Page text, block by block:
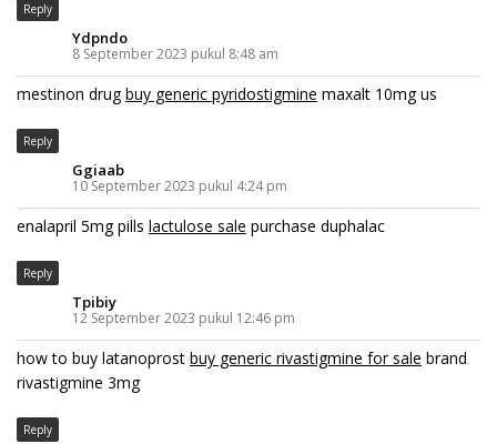
Reply
Ydpndo
8 September 2023 pukul 8:48 am
mestinon drugbuy generic pyridostigmine maxalt 10mg us
Reply
Ggiaab
10 September 2023 pukul 4:24 pm
enalapril 5mg pills lactulose sale purchase duphalac
Reply
Tpibiy
12 September 2023 pukul 12:46 pm
how to buy latanoprost buy generic rivastigmine for sale brand
rivastigmine 3mg
Reply